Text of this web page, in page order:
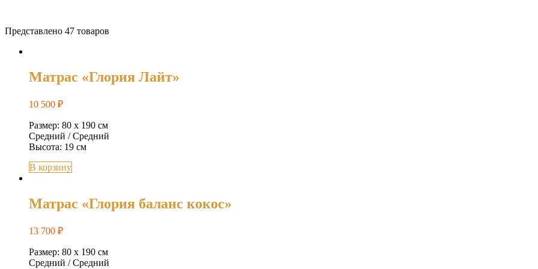
Представлено 47 товаров
Матрас «Глория Лайт»
10 500 ₽
Размер: 80 х 190 см
Средний / Средний
Высота: 19 см
В корзину
Матрас «Глория баланс кокос»
13 700 ₽
Размер: 80 х 190 см
Средний / Средний